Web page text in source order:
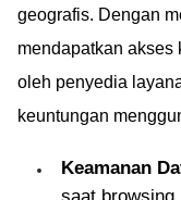
geografis. Dengan
mendapatkan akses
oleh penyedia
keuntungan
Keamanan